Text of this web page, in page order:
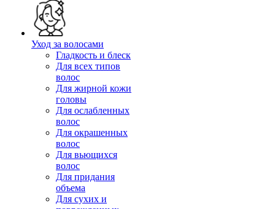
Уход за волосами
Гладкость и блеск
Для всех типов
волос
Для жирной кожи
головы
Для ослабленных
волос
Для окрашенных
волос
Для вьющихся
волос
Для придания
объема
Для сухих и